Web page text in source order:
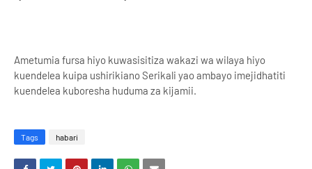
Ametumia fursa hiyo kuwasisitiza wakazi wa wilaya hiyo
kuendelea kuipa ushirikiano Serikali yao ambayo imejidhatiti
kuendelea kuboresha huduma za kijamii.
Tags habari